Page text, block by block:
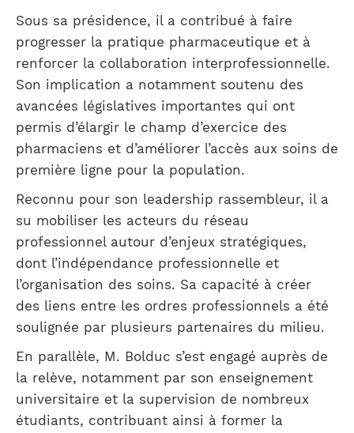
Sous sa présidence, il a contribué à faire
progresser la pratique pharmaceutique et à
renforcer la collaboration interprofessionnelle.
Son implication a notamment soutenu des
avancées législatives importantes qui ont
permis d’élargir le champ d’exercice des
pharmaciens et d’améliorer l’accès aux soins de
première ligne pour la population.
Reconnu pour son leadership rassembleur, il a
su mobiliser les acteurs du réseau
professionnel autour d’enjeux stratégiques,
dont l’indépendance professionnelle et
l’organisation des soins. Sa capacité à créer
des liens entre les ordres professionnels a été
soulignée par plusieurs partenaires du milieu.
En parallèle, M. Bolduc s’est engagé auprès de
la relève, notamment par son enseignement
universitaire et la supervision de nombreux
étudiants, contribuant ainsi à former la